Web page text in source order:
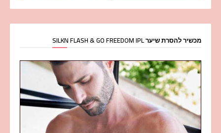
מכשיר להסרת שיער SILKN FLASH & GO FREEDOM IPL